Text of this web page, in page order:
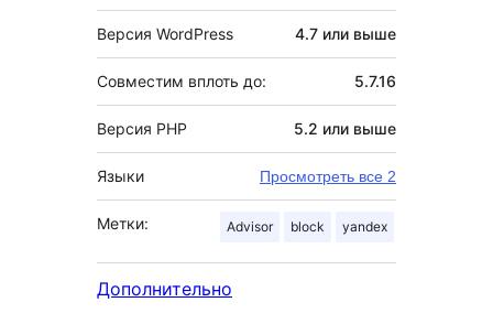
Версия WordPress 4.7 или выше
Совместим вплоть до: 5.7.16
Версия PHP 5.2 или выше
Языки Просмотреть все 2
Метки: Advisor block yandex
Дополнительно